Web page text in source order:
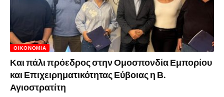
ΟΙΚΟΝΟΜΊΑ
Και πάλι πρόεδρος στην Ομοσπονδία Εμπορίου
και Επιχειρηματικότητας Εύβοιας η Β.
Αγιοστρατίτη